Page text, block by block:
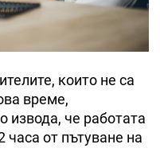
които не са
време,
извода, че работата
часа от пътуване на